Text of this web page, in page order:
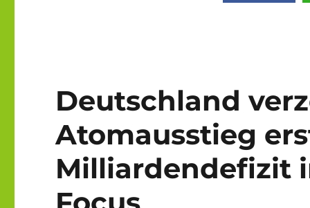
Deutschland
Atomausstieg
Milliardendefizit